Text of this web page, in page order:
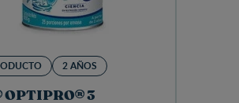
2 AÑOS
OPTIPRO® 3